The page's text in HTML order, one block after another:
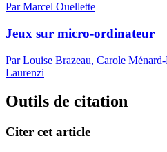
Par Marcel Ouellette
Jeux sur micro-ordinateur
Par Louise Brazeau, Carole
Laurenzi
Outils de citation
Citer cet article